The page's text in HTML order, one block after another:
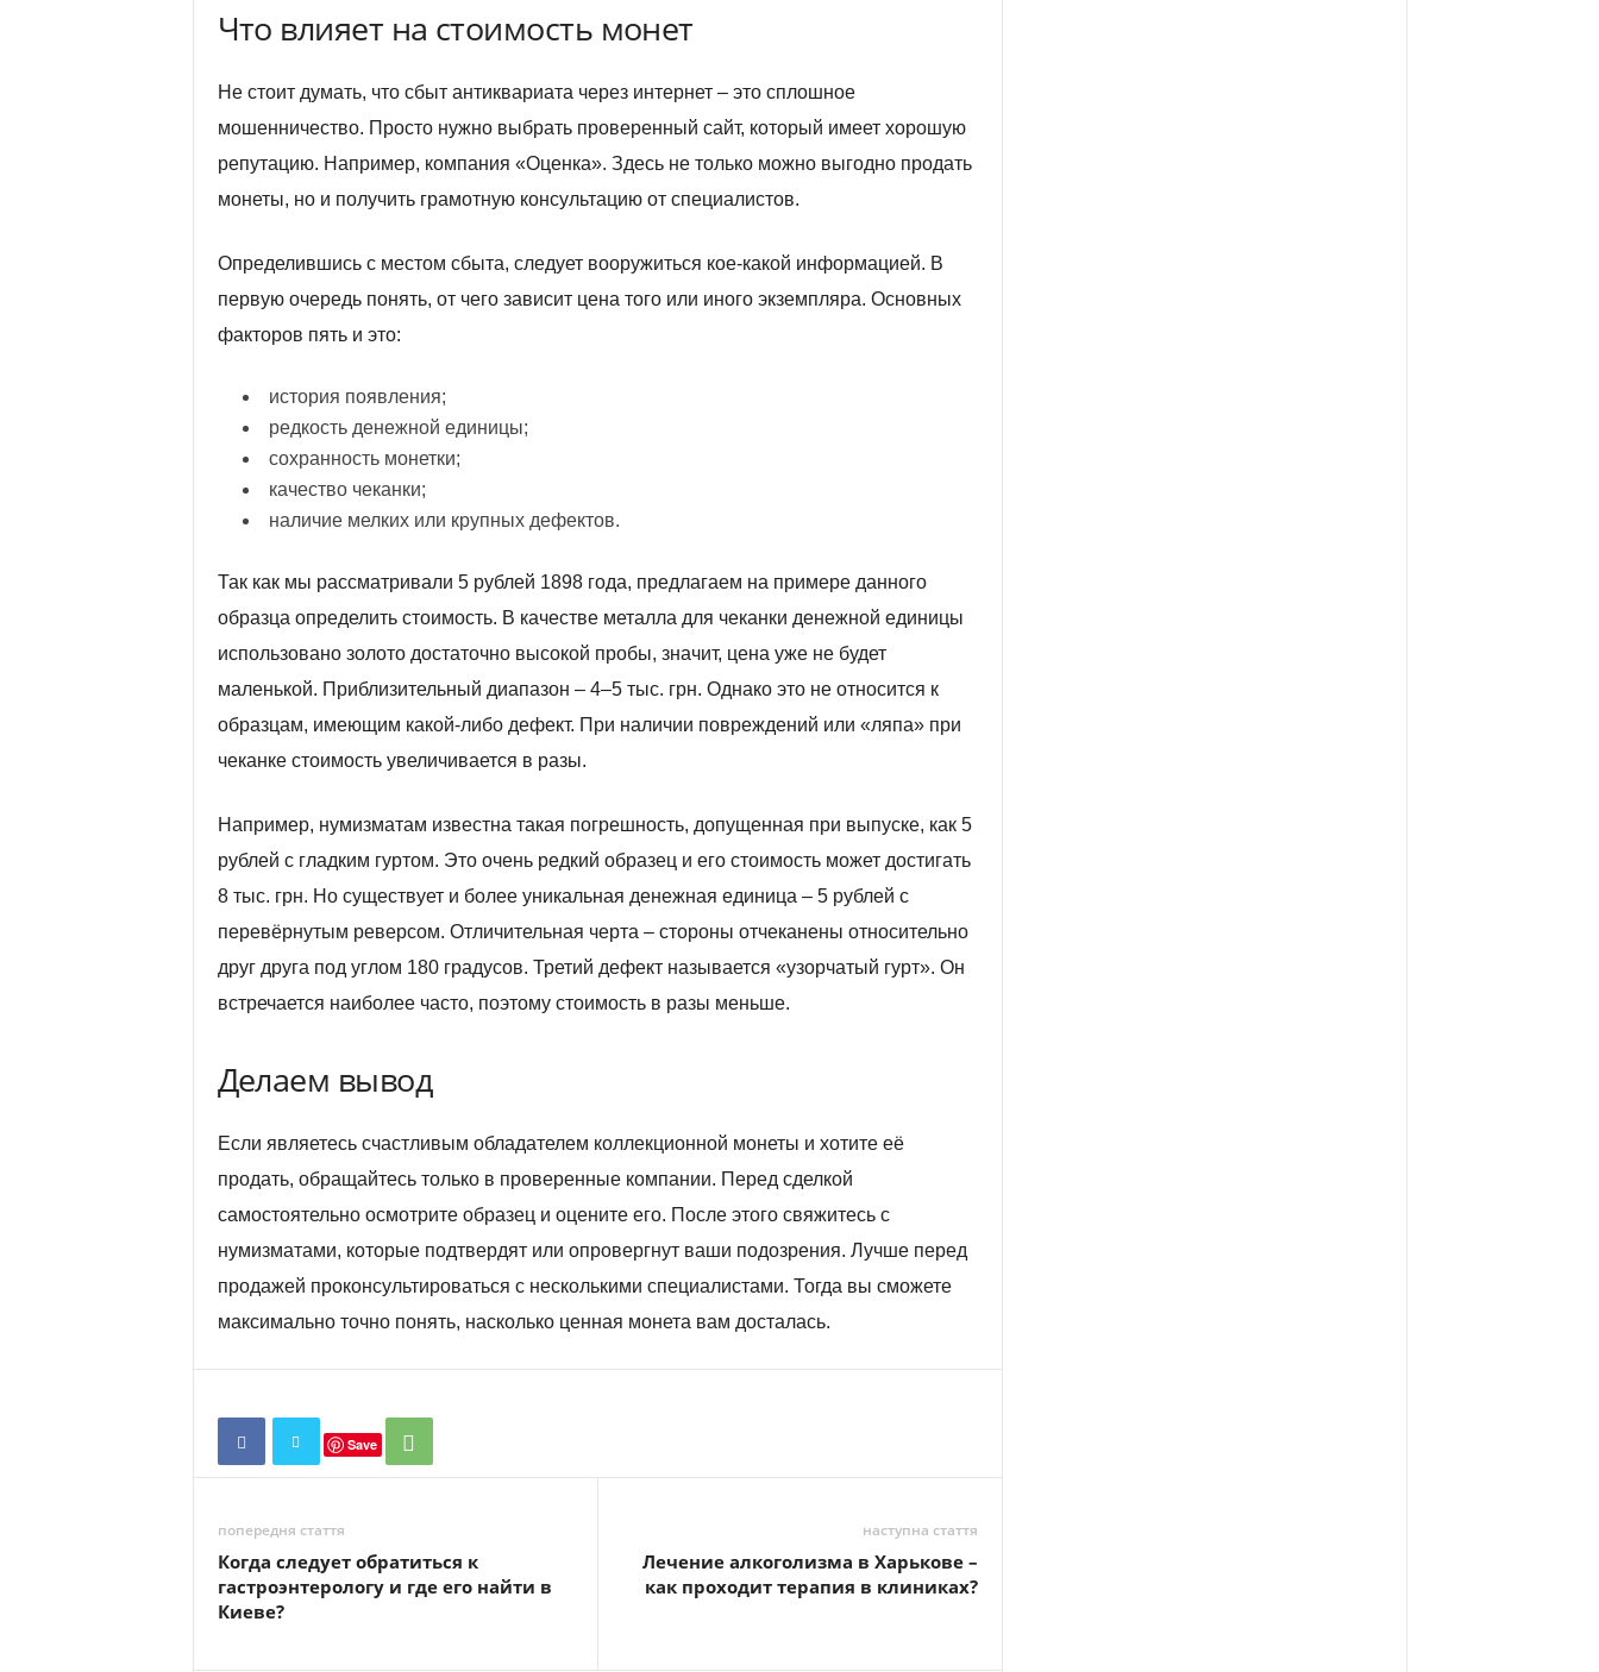
Что влияет на стоимость монет
Не стоит думать, что сбыт антиквариата через интернет – это сплошное
мошенничество. Просто нужно выбрать проверенный сайт, который имеет хорошую
репутацию. Например, компания «Оценка». Здесь не только можно выгодно продать
монеты, но и получить грамотную консультацию от специалистов.
Определившись с местом сбыта, следует вооружиться кое-какой информацией. В
первую очередь понять, от чего зависит цена того или иного экземпляра. Основных
факторов пять и это:
история появления;
редкость денежной единицы;
сохранность монетки;
качество чеканки;
наличие мелких или крупных дефектов.
Так как мы рассматривали 5 рублей 1898 года, предлагаем на примере данного
образца определить стоимость. В качестве металла для чеканки денежной единицы
использовано золото достаточно высокой пробы, значит, цена уже не будет
маленькой. Приблизительный диапазон – 4–5 тыс. грн. Однако это не относится к
образцам, имеющим какой-либо дефект. При наличии повреждений или «ляпа» при
чеканке стоимость увеличивается в разы.
Например, нумизматам известна такая погрешность, допущенная при выпуске, как 5
рублей с гладким гуртом. Это очень редкий образец и его стоимость может достигать
8 тыс. грн. Но существует и более уникальная денежная единица – 5 рублей с
перевёрнутым реверсом. Отличительная черта – стороны отчеканены относительно
друг друга под углом 180 градусов. Третий дефект называется «узорчатый гурт». Он
встречается наиболее часто, поэтому стоимость в разы меньше.
Делаем вывод
Если являетесь счастливым обладателем коллекционной монеты и хотите её
продать, обращайтесь только в проверенные компании. Перед сделкой
самостоятельно осмотрите образец и оцените его. После этого свяжитесь с
нумизматами, которые подтвердят или опровергнут ваши подозрения. Лучше перед
продажей проконсультироваться с несколькими специалистами. Тогда вы сможете
максимально точно понять, насколько ценная монета вам досталась.
Save
попередня стаття
Когда следует обратиться к
гастроэнтерологу и где его найти в
Киеве?
наступна стаття
Лечение алкоголизма в Харькове –
как проходит терапия в клиниках?